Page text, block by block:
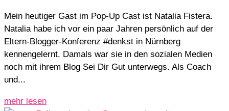
Mein heutiger Gast im Pop-Up Cast ist Natalia Fistera.
Natalia habe ich vor ein paar Jahren persönlich auf der
Eltern-Blogger-Konferenz #denkst in Nürnberg
kennengelernt. Damals war sie in den sozialen Medien
noch mit ihrem Blog Sei Dir Gut unterwegs. Als Coach
und...
mehr lesen